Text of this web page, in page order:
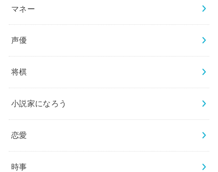
マネー
声優
将棋
小説家になろう
恋愛
時事